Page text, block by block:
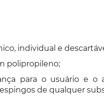
individual e
polipropileno;
para o usuário e o
de qualquer